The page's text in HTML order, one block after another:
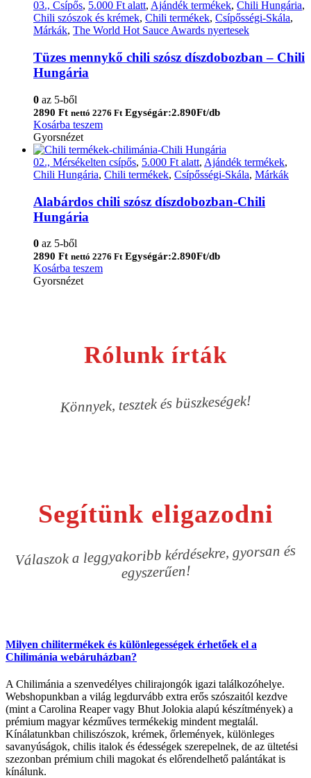
03., Csípős, 5.000 Ft alatt, Ajándék termékek, Chili Hungária,
Chili szószok és krémek, Chili termékek, Csípősségi-Skála,
Márkák, The World Hot Sauce Awards nyertesek
Tüzes mennykő chili szósz díszdobozban – Chili
Hungária
0 az 5-ből
2890 Ft nettó 2276 Ft Egységár:2.890Ft/db
Kosárba teszem
Gyorsnézet
02., Mérsékelten csípős, 5.000 Ft alatt, Ajándék termékek,
Chili Hungária, Chili termékek, Csípősségi-Skála, Márkák
Alabárdos chili szósz díszdobozban-Chili
Hungária
0 az 5-ből
2890 Ft nettó 2276 Ft Egységár:2.890Ft/db
Kosárba teszem
Gyorsnézet
Rólunk írták
Könnyek, tesztek és büszkeségek!
Segítünk eligazodni
Válaszok a leggyakoribb kérdésekre, gyorsan és
egyszerűen!
Milyen chilitermékek és különlegességek érhetőek el a
Chilimánia webáruházban?
A Chilimánia a szenvedélyes chilirajongók igazi találkozóhelye.
Webshopunkban a világ legdurvább extra erős szószaitól kezdve
(mint a Carolina Reaper vagy Bhut Jolokia alapú készítmények) a
prémium magyar kézműves termékekig mindent megtalál.
Kínálatunkban chiliszószok, krémek, őrlemények, különleges
savanyúságok, chilis italok és édességek szerepelnek, de az ültetési
szezonban prémium chili magokat és előrendelhető palántákat is
kínálunk.